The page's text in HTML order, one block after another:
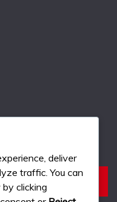
deliver
traffic. You can
clicking